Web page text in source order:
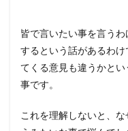
皆で言いたい事を言う
するという話があるわ
てくる意見も違うかと
事です。
これを理解しないと、